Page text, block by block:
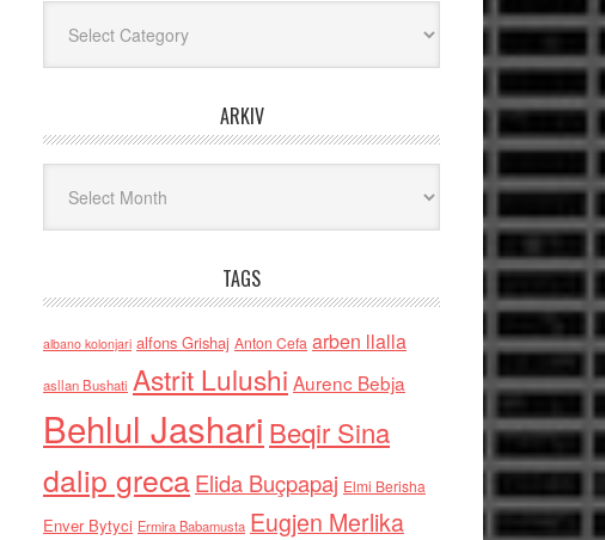
ARKIV
TAGS
albano kolonjari alfons Grishaj Anton Cefa arben llalla
asllan Bushati Astrit Lulushi Aurenc Bebja
Behlul Jashari Beqir Sina
dalip grecaElida Buçpapaj Elmi Berisha
Enver Bytyci Ermira Babamusta Eugjen Merlika